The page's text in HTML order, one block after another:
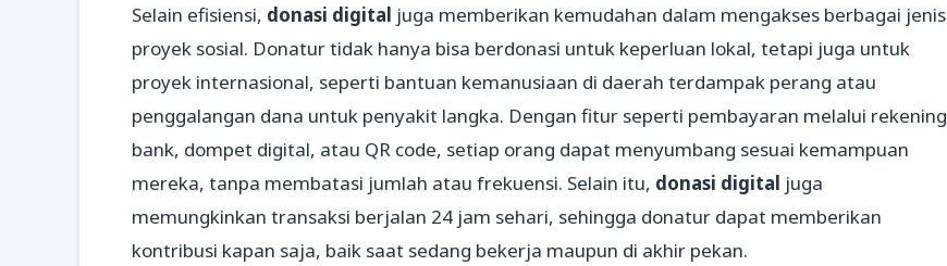
Selain efisiensi, donasi digital juga memberikan kemudahan dalam mengakses berbagai jenis
proyek sosial. Donatur tidak hanya bisa berdonasi untuk keperluan lokal, tetapi juga untuk
proyek internasional, seperti bantuan kemanusiaan di daerah terdampak perang atau
penggalangan dana untuk penyakit langka. Dengan fitur seperti pembayaran melalui rekening
bank, dompet digital, atau QR code, setiap orang dapat menyumbang sesuai kemampuan
mereka, tanpa membatasi jumlah atau frekuensi. Selain itu, donasi digital juga
memungkinkan transaksi berjalan 24 jam sehari, sehingga donatur dapat memberikan
kontribusi kapan saja, baik saat sedang bekerja maupun di akhir pekan.